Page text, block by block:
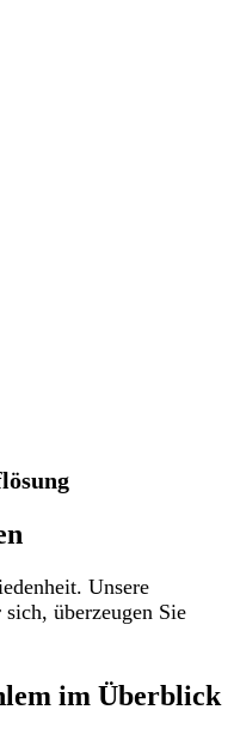
Unsere
überzeugen Sie
im Überblick​